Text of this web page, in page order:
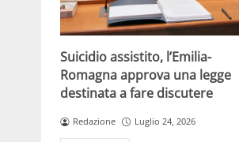
Suicidio assistito, l’Emilia-
Romagna approva una legge
destinata a fare discutere
Redazione Luglio 24, 2026